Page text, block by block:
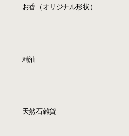
お香（オリジナル形状）
精油
天然石雑貨